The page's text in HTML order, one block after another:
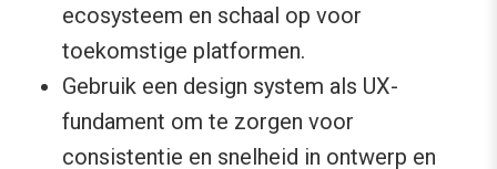
ecosysteem en schaal op voor
toekomstige platformen.
Gebruik een design system als UX-
fundament om te zorgen voor
consistentie en snelheid in ontwerp en